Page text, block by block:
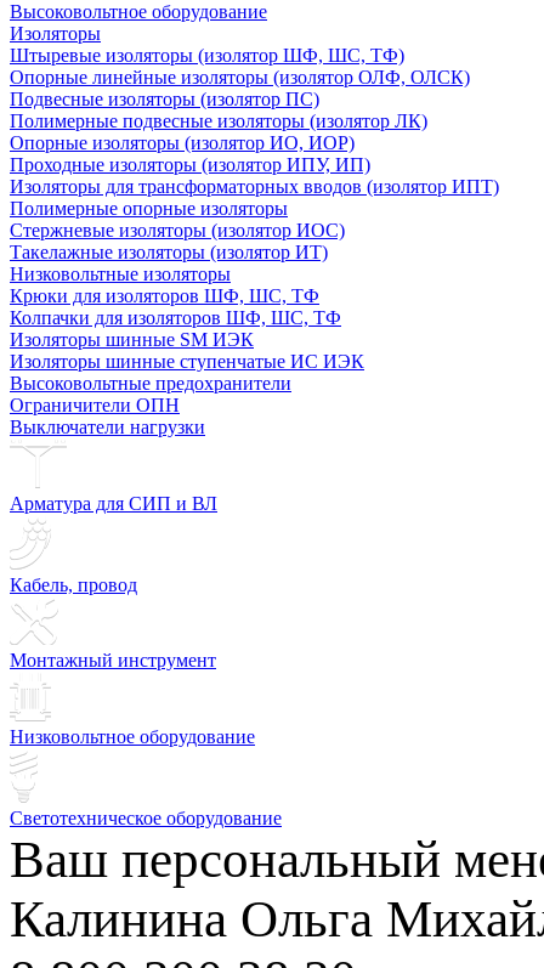
Высоковольтное оборудование
Изоляторы
Штыревые изоляторы (изолятор ШФ, ШС, ТФ)
Опорные линейные изоляторы (изолятор ОЛФ, ОЛСК)
Подвесные изоляторы (изолятор ПС)
Полимерные подвесные изоляторы (изолятор ЛК)
Опорные изоляторы (изолятор ИО, ИОР)
Проходные изоляторы (изолятор ИПУ, ИП)
Изоляторы для трансформаторных вводов (изолятор ИПТ)
Полимерные опорные изоляторы
Стержневые изоляторы (изолятор ИОС)
Такелажные изоляторы (изолятор ИТ)
Низковольтные изоляторы
Крюки для изоляторов ШФ, ШС, ТФ
Колпачки для изоляторов ШФ, ШС, ТФ
Изоляторы шинные SM ИЭК
Изоляторы шинные ступенчатые ИС ИЭК
Высоковольтные предохранители
Ограничители ОПН
Выключатели нагрузки
Арматура для СИП и ВЛ
Кабель, провод
Монтажный инструмент
Низковольтное оборудование
Светотехническое оборудование
Ваш персональный
Калинина Ольга